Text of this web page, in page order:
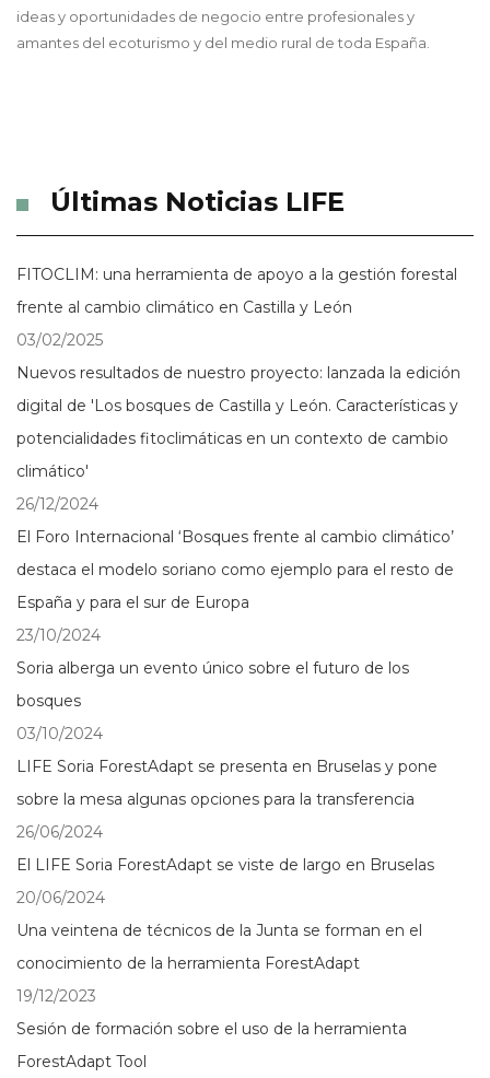
ideas y oportunidades de negocio entre profesionales y
amantes del ecoturismo y del medio rural de toda España.
Últimas Noticias LIFE
FITOCLIM: una herramienta de apoyo a la gestión forestal
frente al cambio climático en Castilla y León
03/02/2025
Nuevos resultados de nuestro proyecto: lanzada la edición
digital de 'Los bosques de Castilla y León. Características y
potencialidades fitoclimáticas en un contexto de cambio
climático'
26/12/2024
El Foro Internacional ‘Bosques frente al cambio climático’
destaca el modelo soriano como ejemplo para el resto de
España y para el sur de Europa
23/10/2024
Soria alberga un evento único sobre el futuro de los
bosques
03/10/2024
LIFE Soria ForestAdapt se presenta en Bruselas y pone
sobre la mesa algunas opciones para la transferencia
26/06/2024
El LIFE Soria ForestAdapt se viste de largo en Bruselas
20/06/2024
Una veintena de técnicos de la Junta se forman en el
conocimiento de la herramienta ForestAdapt
19/12/2023
Sesión de formación sobre el uso de la herramienta
ForestAdapt Tool